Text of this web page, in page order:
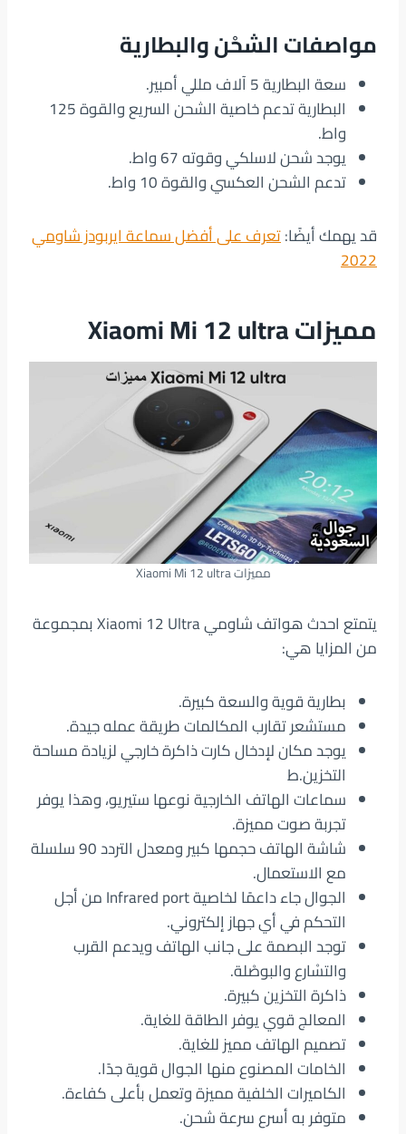
مواصفات الشحْن والبطارية
سعة البطارية 5 آلاف مللي أمبير.
البطارية تدعم خاصية الشحن السريع والقوة 125
واط.
يوجد شحن لاسلكي وقوته 67 واط.
تدعم الشحن العكسي والقوة 10 واط.
قد يهمك أيضًا:تعرف على أفضل سماعة ايربودز شاومي
2022
مميزات Xiaomi Mi 12 ultra
مميزات Xiaomi Mi 12 ultra
يتمتع احدث هواتف شاومي Xiaomi 12 Ultra بمجموعة
من المزايا هي:
بطارية قوية والسعة كبيرة.
مستشعر تقارب المكالمات طريقة عمله جيدة.
يوجد مكان لإدخال كارت ذاكرة خارجي لزيادة مساحة
التخزين.ط
سماعات الهاتف الخارجية نوعها ستيريو، وهذا يوفر
تجربة صوت مميزة.
شاشة الهاتف حجمها كبير ومعدل التردد 90 سلسلة
مع الاستعمال.
الجوال جاء داعمًا لخاصية Infrared port من أجل
التحكم في أي جهاز إلكتروني.
توجد البصمة على جانب الهاتف ويدعم القرب
والتسْارع والبوصْلة.
ذاكرة التخزين كبيرة.
المعالج قوي يوفر الطاقة للغاية.
تصميم الهاتف مميز للغاية.
الخامات المصنوع منها الجوال قوية جدًا.
الكاميرات الخلفية مميزة وتعمل بأعلى كفاءة.
متوفر به أسرع سرعة شحن.